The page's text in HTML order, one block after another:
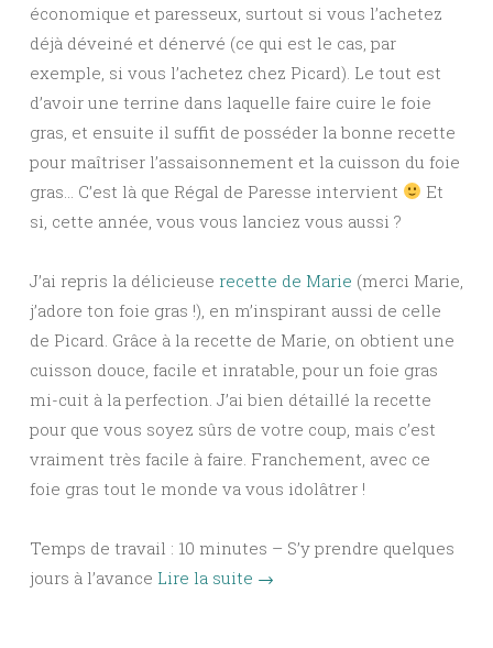
économique et paresseux, surtout si vous l’achetez
déjà déveiné et dénervé (ce qui est le cas, par
exemple, si vous l’achetez chez Picard). Le tout est
d’avoir une terrine dans laquelle faire cuire le foie
gras, et ensuite il suffit de posséder la bonne recette
pour maîtriser l’assaisonnement et la cuisson du foie
gras… C’est là que Régal de Paresse intervient
Et
si, cette année, vous vous lanciez vous aussi ?
J’ai repris la délicieuse recette de Marie (merci Marie,
j’adore ton foie gras !), en m’inspirant aussi de celle
de Picard. Grâce à la recette de Marie, on obtient une
cuisson douce, facile et inratable, pour un foie gras
mi-cuit à la perfection. J’ai bien détaillé la recette
pour que vous soyez sûrs de votre coup, mais c’est
vraiment très facile à faire. Franchement, avec ce
foie gras tout le monde va vous idolâtrer !
Temps de travail : 10 minutes – S’y prendre quelques
jours à l’avance Lire la suite →